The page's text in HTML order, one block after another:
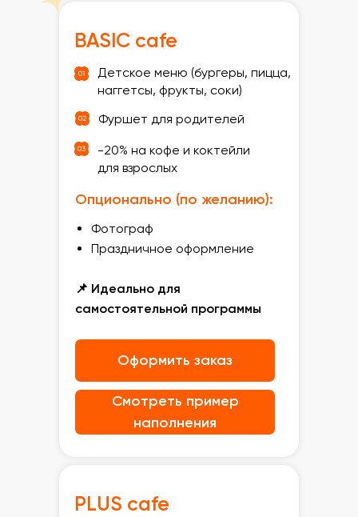
Детское меню (бургеры, пицца,
наггетсы, фрукты, соки)
Оформить заказ
Смотреть пример
наполнения
Фуршет для родителей
Фотограф
Праздничное оформление
📌 Идеально для
самостоятельной программы
-20% на кофе и коктейли
для взрослых
BASIC cafe
Опционально (по желанию):
PLUS cafe